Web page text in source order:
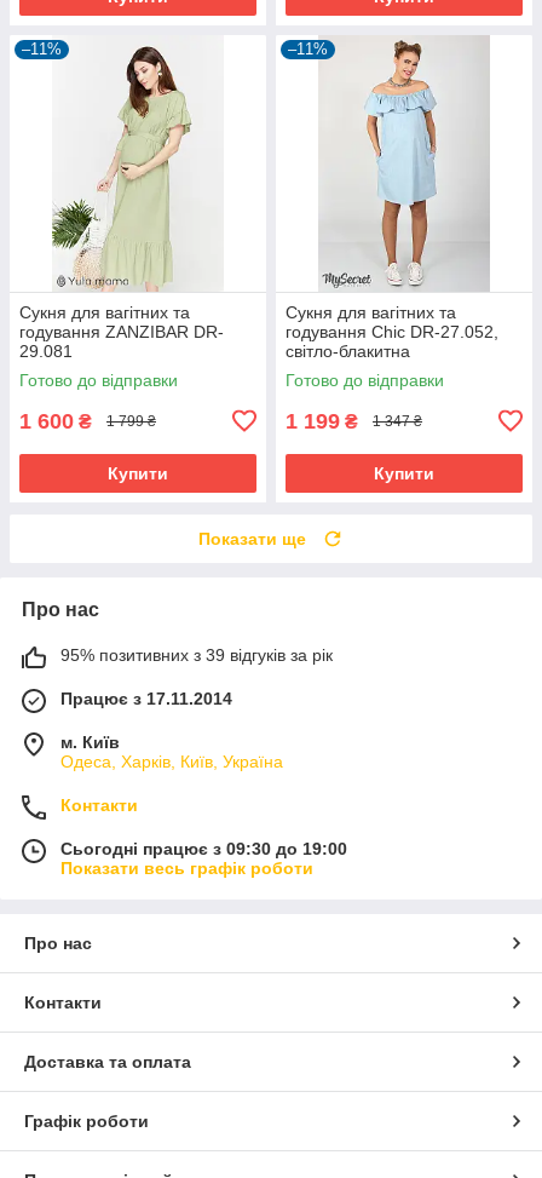
–11%
Сукня для вагітних та
годування ZANZIBAR DR-
29.081
Готово до відправки
1 600 ₴ 1 799 ₴
Купити
–11%
Сукня для вагітних та
годування Chic DR-27.052,
світло-блакитна
Готово до відправки
1 199 ₴ 1 347 ₴
Купити
Показати ще
Про нас
95% позитивних з 39 відгуків за рік
Працює з 17.11.2014
м. Київ
Одеса, Харків, Київ, Україна
Контакти
Сьогодні працює з 09:30 до 19:00
Показати весь графік роботи
Про нас
Контакти
Доставка та оплата
Графік роботи